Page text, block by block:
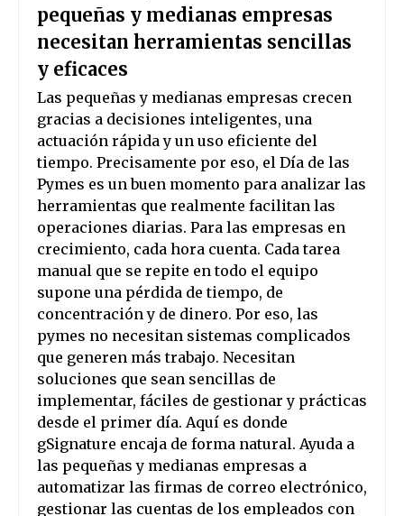
pequeñas y medianas empresas
necesitan herramientas sencillas
y eficaces
Las pequeñas y medianas empresas crecen
gracias a decisiones inteligentes, una
actuación rápida y un uso eficiente del
tiempo. Precisamente por eso, el Día de las
Pymes es un buen momento para analizar las
herramientas que realmente facilitan las
operaciones diarias. Para las empresas en
crecimiento, cada hora cuenta. Cada tarea
manual que se repite en todo el equipo
supone una pérdida de tiempo, de
concentración y de dinero. Por eso, las
pymes no necesitan sistemas complicados
que generen más trabajo. Necesitan
soluciones que sean sencillas de
implementar, fáciles de gestionar y prácticas
desde el primer día. Aquí es donde
gSignature encaja de forma natural. Ayuda a
las pequeñas y medianas empresas a
automatizar las firmas de correo electrónico,
gestionar las cuentas de los empleados con